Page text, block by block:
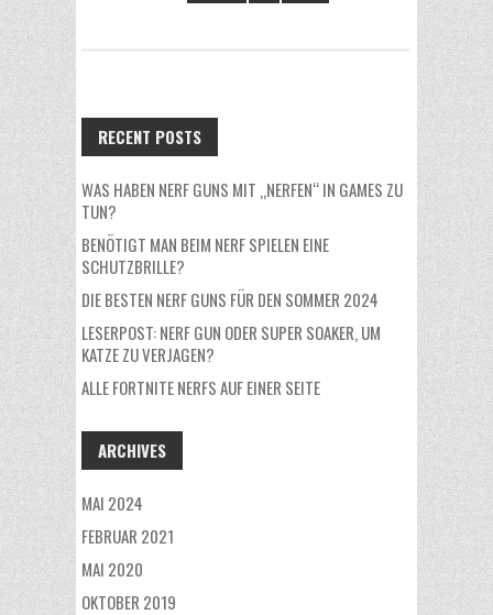
RECENT POSTS
WAS HABEN NERF GUNS MIT „NERFEN“ IN GAMES ZU
TUN?
BENÖTIGT MAN BEIM NERF SPIELEN EINE
SCHUTZBRILLE?
DIE BESTEN NERF GUNS FÜR DEN SOMMER 2024
LESERPOST: NERF GUN ODER SUPER SOAKER, UM
KATZE ZU VERJAGEN?
ALLE FORTNITE NERFS AUF EINER SEITE
ARCHIVES
MAI 2024
FEBRUAR 2021
MAI 2020
OKTOBER 2019